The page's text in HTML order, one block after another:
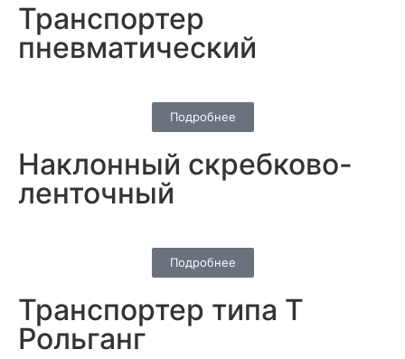
Транспортер
пневматический
Подробнее
Наклонный скребково-
ленточный
Подробнее
Транспортер типа Т
Рольганг